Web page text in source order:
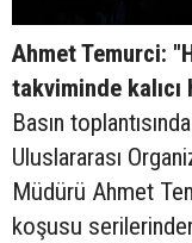
Ahmet Temurci:
takviminde
Basın
Uluslararası
Müdürü Ahmet
koşusu